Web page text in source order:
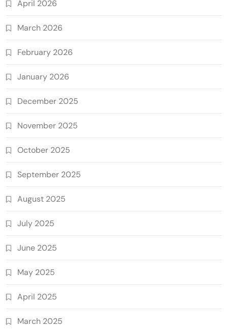
April 2026
March 2026
February 2026
January 2026
December 2025
November 2025
October 2025
September 2025
August 2025
July 2025
June 2025
May 2025
April 2025
March 2025